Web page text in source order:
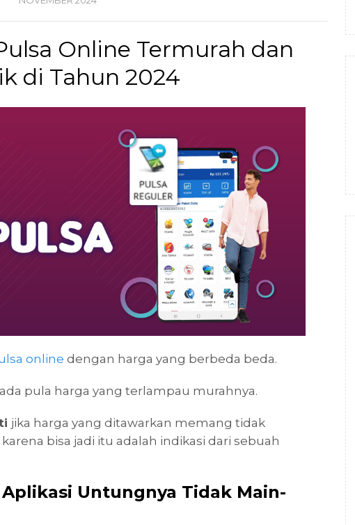
Online Termurah dan
di Tahun 2024
online dengan harga yang berbeda beda.
pula harga yang terlampau murahnya.
jika harga yang ditawarkan memang tidak
bisa jadi itu adalah indikasi dari sebuah
Untungnya Tidak Main-